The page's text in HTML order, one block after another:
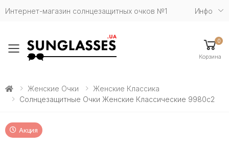
Интернет-магазин солнцезащитных очков №1 Инфо
Toggle mobile menu
0
Корзина
Женские Очки
Женские Классика
Солнцезащитные Очки Женские Классические 9980c2
Акция